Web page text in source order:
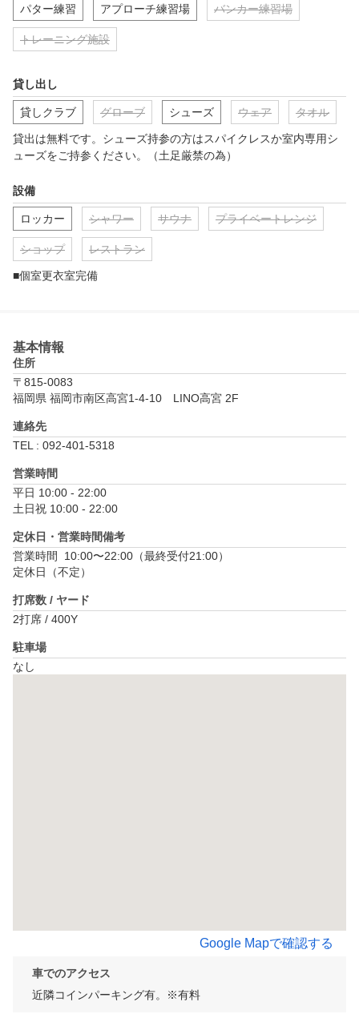
パター練習 アプローチ練習場 バンカー練習場
トレーニング施設
貸し出し
貸しクラブ グローブ シューズ ウェア タオル
貸出は無料です。シューズ持参の方はスパイクレスか室内専用シ
ューズをご持参ください。（土足厳禁の為）
設備
ロッカー シャワー サウナ プライベートレンジ
ショップ レストラン
■個室更衣室完備
基本情報
住所
〒815-0083
福岡県 福岡市南区高宮1-4-10　LINO高宮 2F
連絡先
TEL : 092-401-5318
営業時間
平日 10:00 - 22:00
土日祝 10:00 - 22:00
定休日・営業時間備考
営業時間	10:00〜22:00（最終受付21:00）
定休日（不定）
打席数 / ヤード
2打席 / 400Y
駐車場
なし
Google Mapで確認する
車でのアクセス
近隣コインパーキング有。※有料